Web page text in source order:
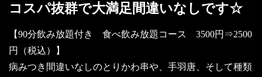
コスパ抜群で大満足間違いなしです☆
【90分飲み放題付き 食べ飲み放題コース 3500円⇒2500
円（税込）】
病みつき間違いなしのとりかわ串や、手羽唐、そして種類